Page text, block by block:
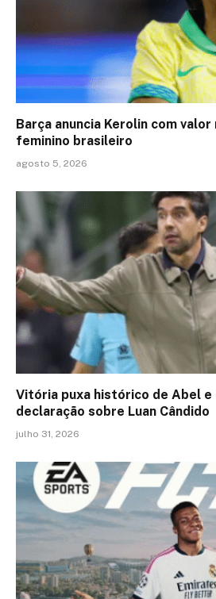
Barça anuncia Kerolin com
feminino brasileiro
agosto 5, 2026
Vitória puxa histórico de Abel e
declaração sobre Luan Cândido
julho 31, 2026